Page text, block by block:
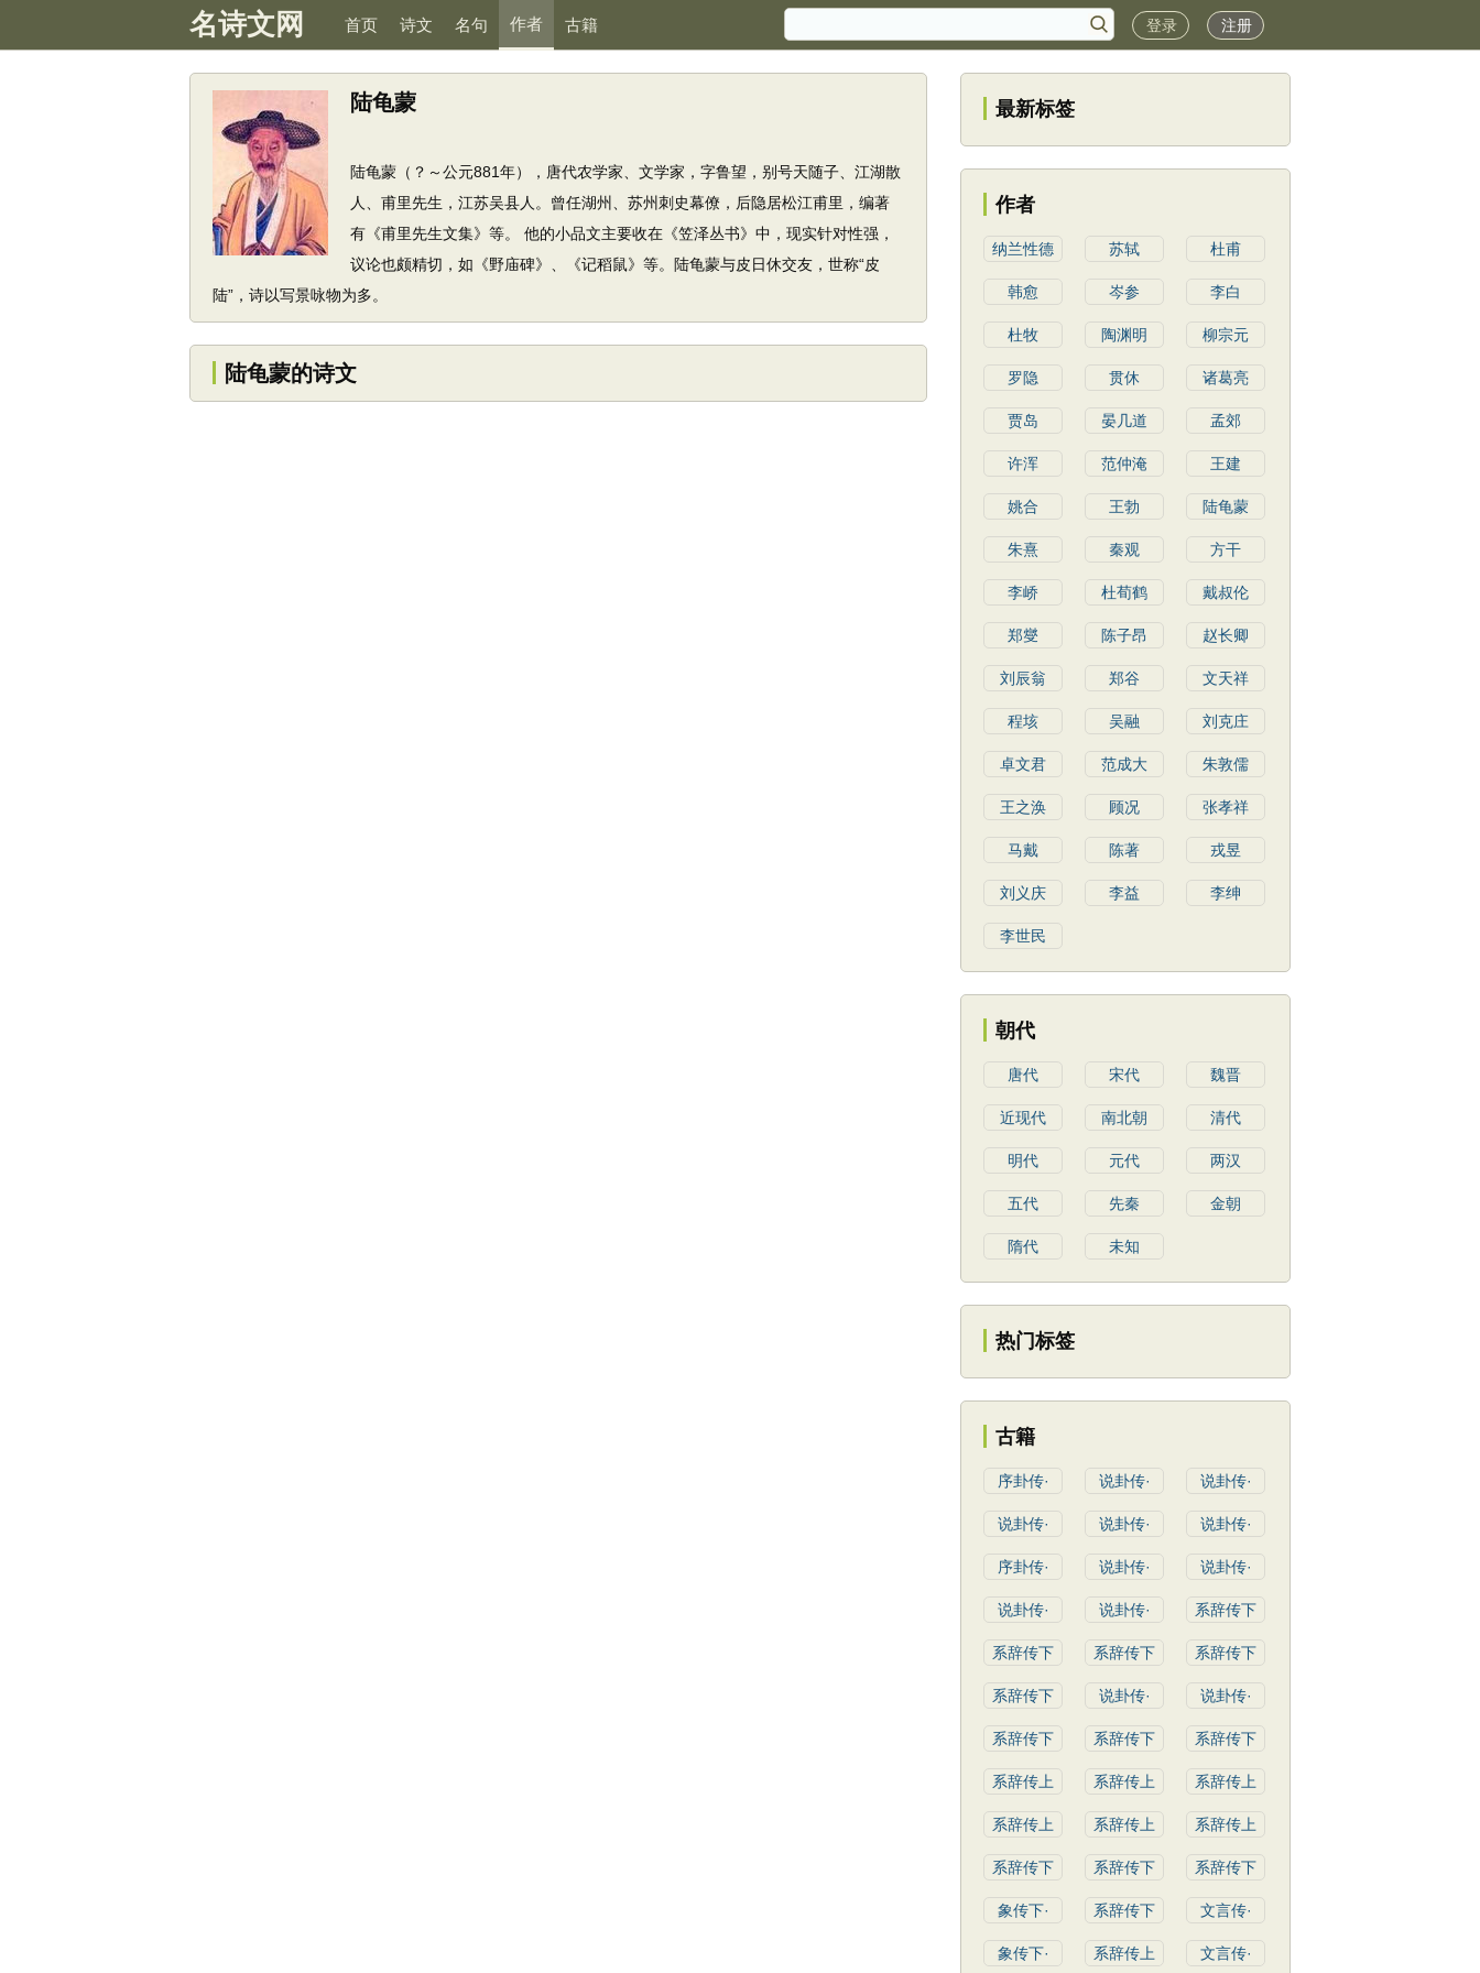
名诗文网 首页 诗文 名句 作者 古籍 登录 注册
陆龟蒙
陆龟蒙（？～公元881年），唐代农学家、文学家，字鲁望，别号天随子、江湖散
人、甫里先生，江苏吴县人。曾任湖州、苏州刺史幕僚，后隐居松江甫里，编著
有《甫里先生文集》等。 他的小品文主要收在《笠泽丛书》中，现实针对性强，
议论也颇精切，如《野庙碑》、《记稻鼠》等。陆龟蒙与皮日休交友，世称“皮
陆”，诗以写景咏物为多。
陆龟蒙的诗文
最新标签
作者
纳兰性德 苏轼 杜甫
韩愈 岑参 李白
杜牧 陶渊明 柳宗元
罗隐 贯休 诸葛亮
贾岛 晏几道 孟郊
许浑 范仲淹 王建
姚合 王勃 陆龟蒙
朱熹 秦观 方干
李峤 杜荀鹤 戴叔伦
郑燮 陈子昂 赵长卿
刘辰翁 郑谷 文天祥
程垓 吴融 刘克庄
卓文君 范成大 朱敦儒
王之涣 顾况 张孝祥
马戴 陈著 戎昱
刘义庆 李益 李绅
李世民
朝代
唐代 宋代 魏晋
近现代 南北朝 清代
明代 元代 两汉
五代 先秦 金朝
隋代 未知
热门标签
古籍
序卦传· 说卦传· 说卦传·
说卦传· 说卦传· 说卦传·
序卦传· 说卦传· 说卦传·
说卦传· 说卦传· 系辞传下
系辞传下 系辞传下 系辞传下
系辞传下 说卦传· 说卦传·
系辞传下 系辞传下 系辞传下
系辞传上 系辞传上 系辞传上
系辞传上 系辞传上 系辞传上
系辞传下 系辞传下 系辞传下
象传下· 系辞传下 文言传·
象传下· 系辞传上 文言传·